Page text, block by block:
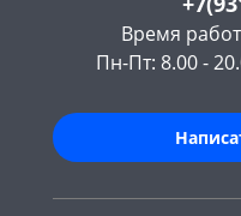
Время
Пн-Пт: 8.00 -